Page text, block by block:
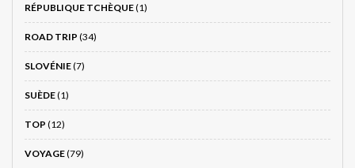
RÉPUBLIQUE TCHÈQUE(1)
ROAD TRIP (34)
SLOVÉNIE(7)
SUÈDE(1)
TOP (12)
VOYAGE(79)